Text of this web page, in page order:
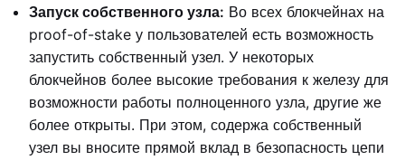
Запуск собственного узла: Во всех блокчейнах на
proof-of-stake у пользователей есть возможность
запустить собственный узел. У некоторых
блокчейнов более высокие требования к железу для
возможности работы полноценного узла, другие же
более открыты. При этом, содержа собственный
узел вы вносите прямой вклад в безопасность цепи